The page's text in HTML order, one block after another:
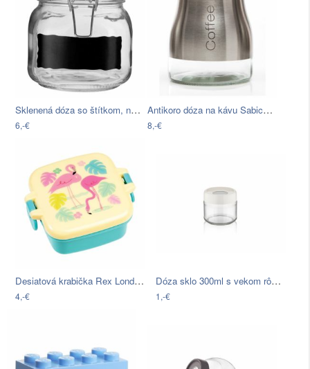
Sklenená dóza so štítkom, na ktorý…
6,-€
Antikoro dóza na kávu Sabichi Coffee,…
8,-€
Desiatová krabička Rex London Flamingo…
4,-€
Dóza sklo 300ml s vekom rôzne farby
1,-€